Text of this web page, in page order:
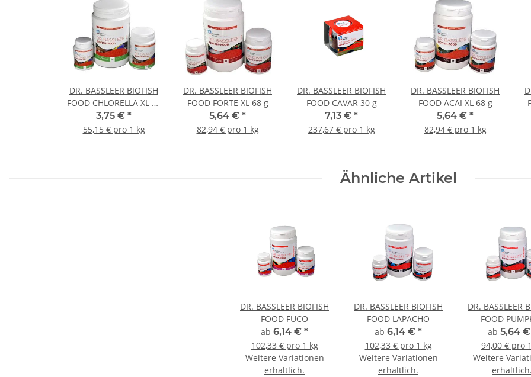
DR. BASSLEER BIOFISH
FOOD CHLORELLA XL 68
g
3,75 € *
55,15 € pro 1 kg
DR. BASSLEER BIOFISH
FOOD FORTE XL 68 g
5,64 € *
82,94 € pro 1 kg
DR. BASSLEER BIOFISH
FOOD CAVAR 30 g
7,13 € *
237,67 € pro 1 kg
DR. BASSLEER BIOFISH
FOOD ACAI XL 68 g
5,64 € *
82,94 € pro 1 kg
Ähnliche Artikel
DR. BASSLEER BIOFISH
FOOD FUCO
ab 6,14 € *
102,33 € pro 1 kg
Weitere Variationen
erhältlich.
DR. BASSLEER BIOFISH
FOOD LAPACHO
ab 6,14 € *
102,33 € pro 1 kg
Weitere Variationen
erhältlich.
DR. BASSLEER
FOOD
ab 5,64
94,00 € pro
Weitere